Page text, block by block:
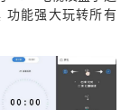
功能强大玩转所有